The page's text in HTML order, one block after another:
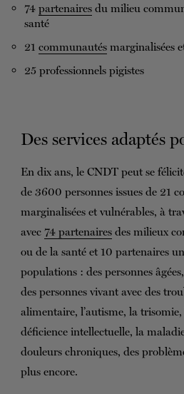
74 partenairesdu milieu
santé
21 communautésmarginalisées
25 professionnels pigistes
Des services adaptés
En dix ans, le CNDT peut se
de 3600 personnes issues de 21
marginalisées et vulnérables, à
avec 74 partenaires des milieux
ou de la santé et 10 partenaires
populations : des personnes
des personnes vivant avec des
alimentaire, l’autisme, la
déficience intellectuelle, la
douleurs chroniques, des
plus encore.